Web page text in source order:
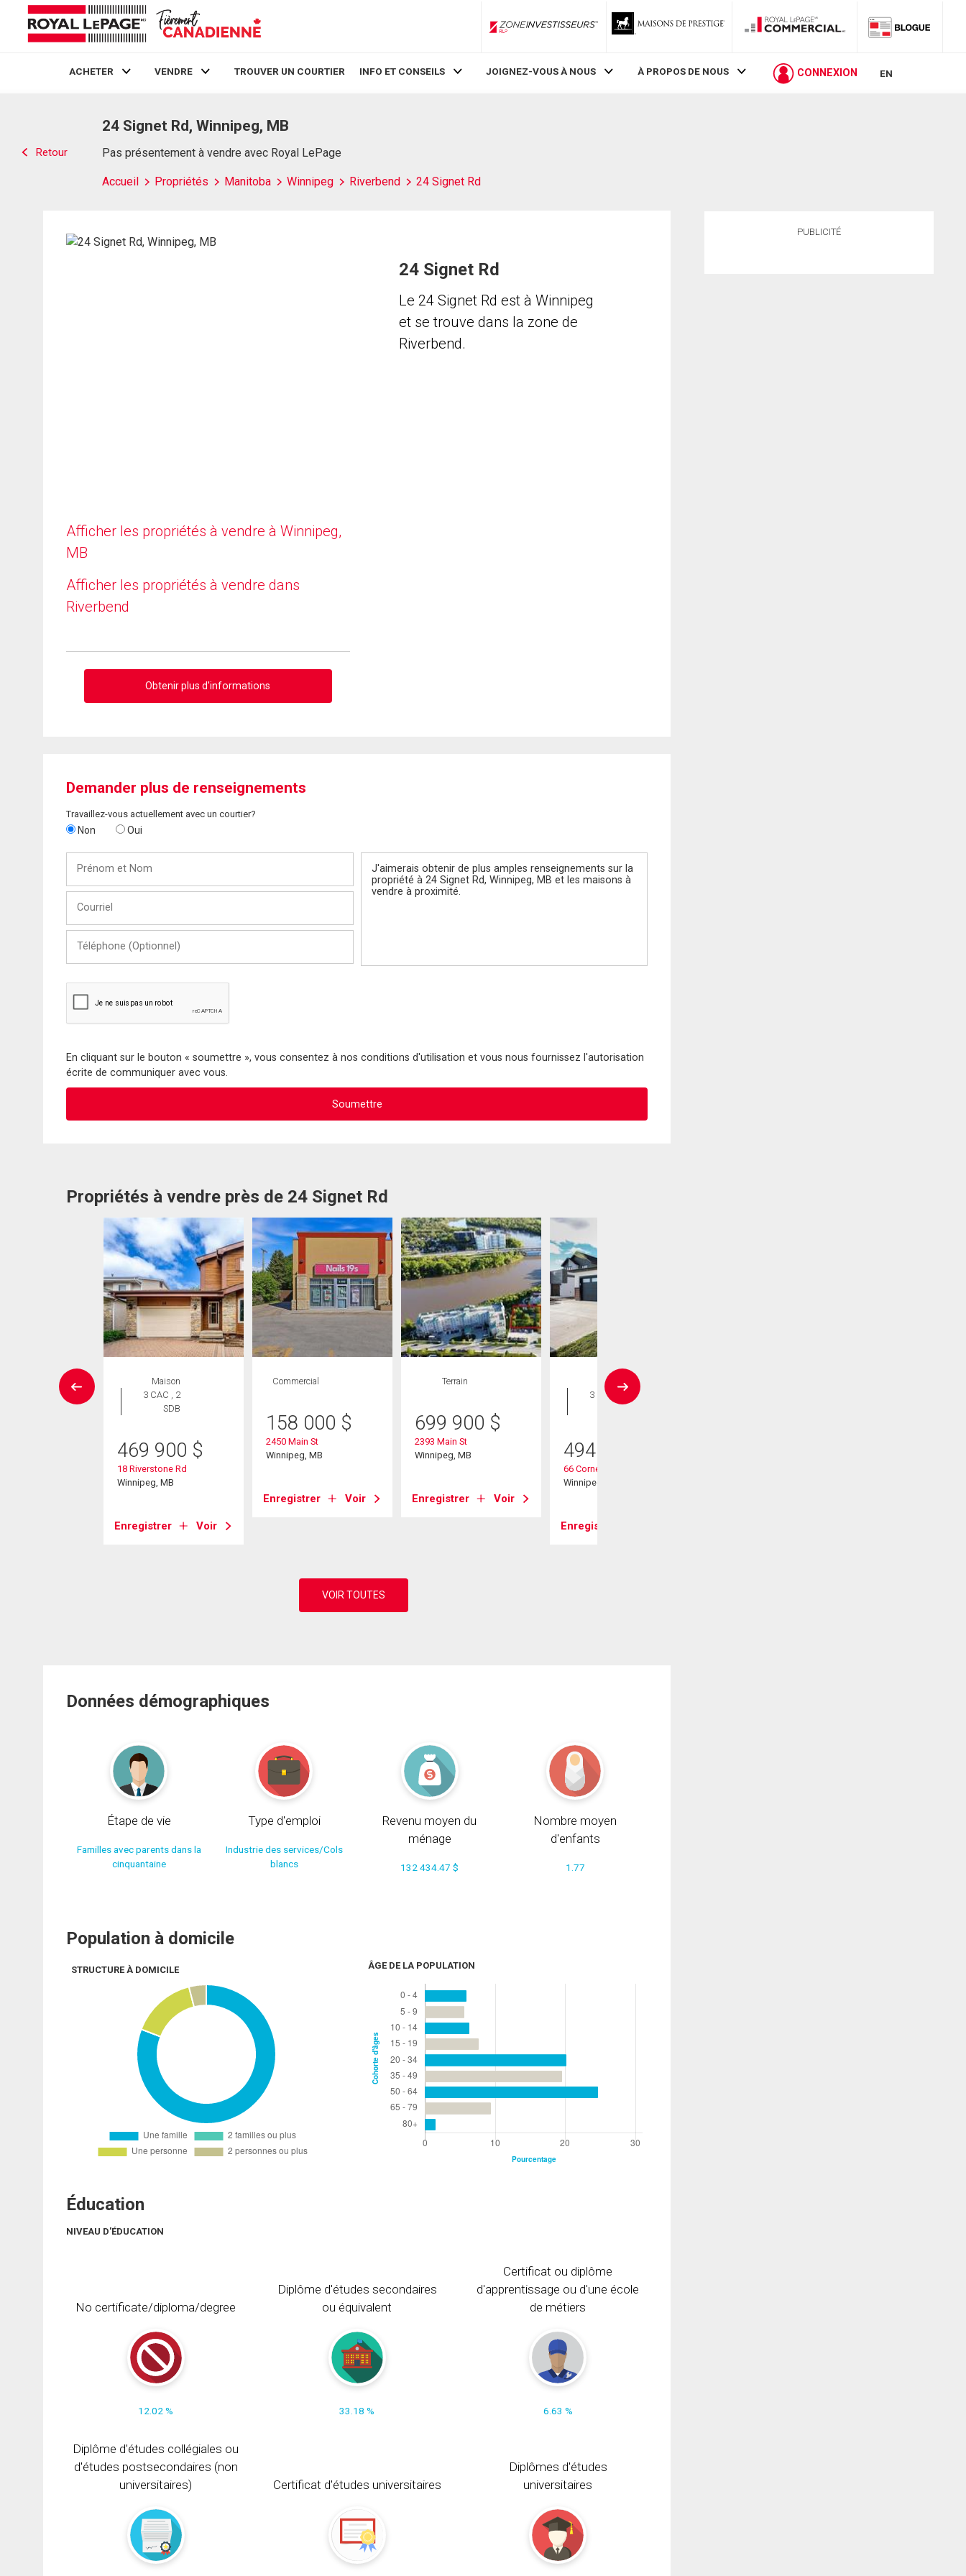
ZoneInvestisseurs RLP
ACHETER VENDRE TROUVER UN COURTIER INFO ET CONSEILS JOIGNEZ-VOUS À NOUS À PROPOS DE NOUS CONNEXION EN
Retour
24 Signet Rd, Winnipeg, MB
Pas présentement à vendre avec Royal LePage
Accueil Propriétés Manitoba Winnipeg Riverbend 24 Signet Rd
Afficher les propriétés à vendre à Winnipeg,
MB
Afficher les propriétés à vendre dans
Riverbend
Obtenir plus d'informations
24 Signet Rd
Le 24 Signet Rd est à Winnipeg
et se trouve dans la zone de
Riverbend.
Demander plus de renseignements
Travaillez-vous actuellement avec un courtier?
Non Oui
Nom
(Optionnel)
En cliquant sur le bouton « soumettre », vous consentez à nos conditions d'utilisation et vous nous fournissez l'autorisation
écrite de communiquer avec vous.
Propriétés à vendre près de 24 Signet Rd
Maison
3 CAC , 2
SDB
469 900 $
18 Riverstone Rd
Winnipeg, MB
Enregistrer Voir
Commercial
158 000 $
2450 Main St
Winnipeg, MB
Enregistrer Voir
Terrain
699 900 $
2393 Main St
Winnipeg, MB
Enregistrer Voir
Maison
3 CAC , 3
494 900
66 Cornerstone Heights
Winnipeg, MB
Enregistrer
Données démographiques
Étape de vie
Familles avec parents dans la
cinquantaine
Type d'emploi
Industrie des services/Cols
blancs
Revenu moyen du
ménage
132 434.47 $
Nombre moyen
d'enfants
1.77
Population à domicile
STRUCTURE À DOMICILE ÂGE DE LA POPULATION
Éducation
NIVEAU D'ÉDUCATION
No certificate/diploma/degree
12.02 %
Diplôme d'études secondaires
ou équivalent
33.18 %
Certificat ou diplôme
d'apprentissage ou d'une école
de métiers
6.63 %
Diplôme d'études collégiales ou
d'études postsecondaires (non
universitaires)
Certificat d'études universitaires
Diplômes d'études
universitaires
PUBLICITÉ